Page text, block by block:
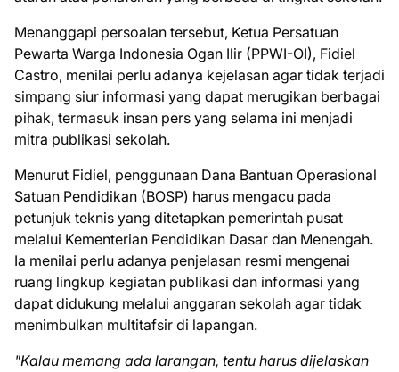
Menanggapi persoalan tersebut, Ketua Persatuan
Pewarta Warga Indonesia Ogan Ilir (PPWI-OI), Fidiel
Castro, menilai perlu adanya kejelasan agar tidak terjadi
simpang siur informasi yang dapat merugikan berbagai
pihak, termasuk insan pers yang selama ini menjadi
mitra publikasi sekolah.
Menurut Fidiel, penggunaan Dana Bantuan Operasional
Satuan Pendidikan (BOSP) harus mengacu pada
petunjuk teknis yang ditetapkan pemerintah pusat
melalui Kementerian Pendidikan Dasar dan Menengah.
Ia menilai perlu adanya penjelasan resmi mengenai
ruang lingkup kegiatan publikasi dan informasi yang
dapat didukung melalui anggaran sekolah agar tidak
menimbulkan multitafsir di lapangan.
"Kalau memang ada larangan, tentu harus dijelaskan